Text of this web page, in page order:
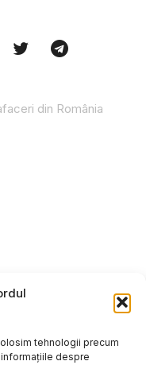
tehnologii precum
despre
din România